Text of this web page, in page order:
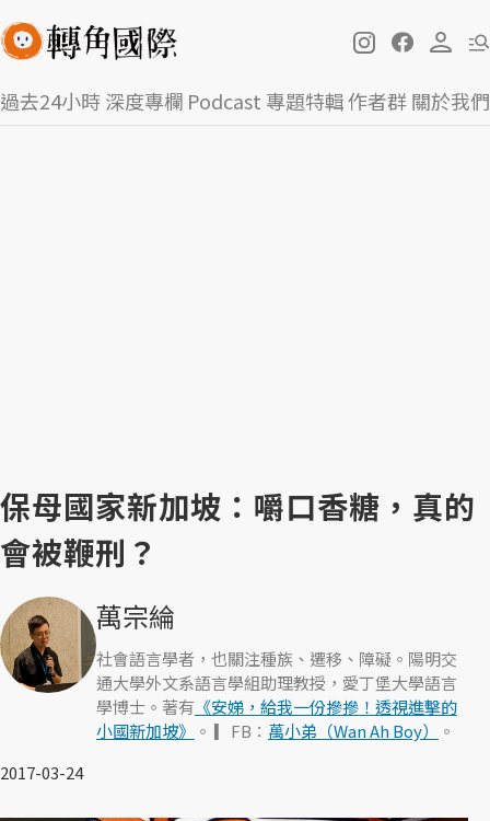
過去24小時深度專欄 Podcast 專題特輯作者群關於我們
保母國家新加坡：嚼口香糖，真的
會被鞭刑？
萬宗綸
社會語言學者，也關注種族、遷移、障礙。陽明交
通大學外文系語言學組助理教授，愛丁堡大學語言
學博士。著有 《安娣，給我一份摻摻！透視進擊的
小國新加坡》
。 ▎FB： 萬小弟（Wan Ah Boy）
。
2017-03-24